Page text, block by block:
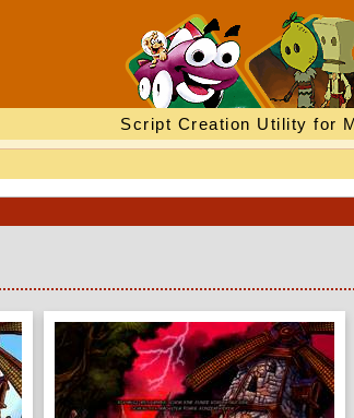
Script Creation Utility for